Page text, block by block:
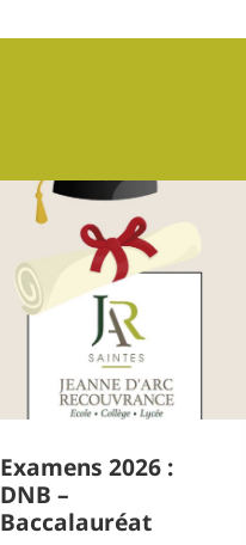
Examens 2026 :
DNB –
Baccalauréat